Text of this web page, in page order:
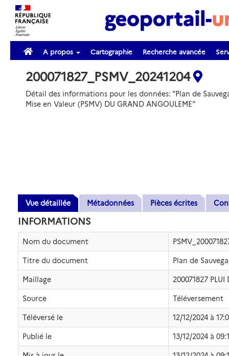
A propos Cartographie Recherche avancée
200071827_PSMV_20241204
Détail des informations pour les données: "Plan de
Mise en Valeur (PSMV) DU GRAND ANGOULEME"
Vue détaillée Métadonnées Pièces écrites
INFORMATIONS
Nom du document
Titre du document Plan de
Maillage 200071827
Source Téléversement
Téléversé le 12/12/2024 à
Publié le 13/12/2024 à